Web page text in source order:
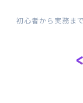
初心者から実務ま